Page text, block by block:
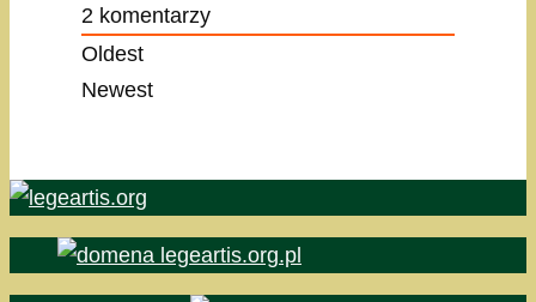
2 komentarzy
Oldest
Newest